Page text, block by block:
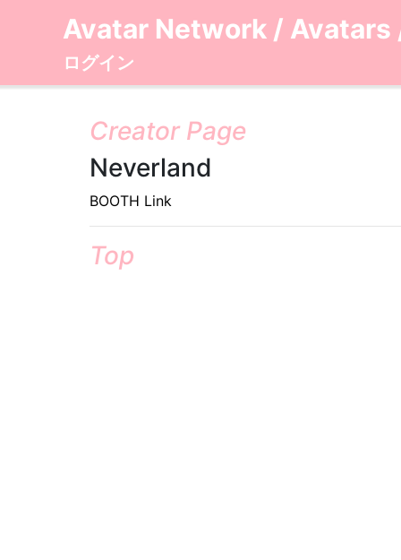
Avatar Network / Avatars
ログイン
Creator Page
Neverland
BOOTH Link
Top